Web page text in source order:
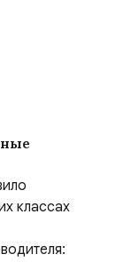
классах